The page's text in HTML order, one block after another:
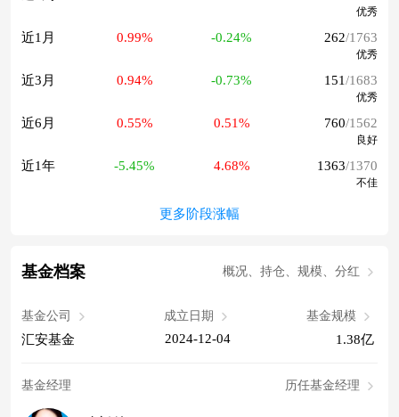
优秀
近1月 0.99% -0.24% 262/1763
优秀
近3月 0.94% -0.73% 151/1683
优秀
近6月 0.55% 0.51% 760/1562
良好
近1年 -5.45% 4.68% 1363/1370
不佳
更多阶段涨幅
基金档案 概况、持仓、规模、分红
基金公司
汇安基金
成立日期
2024-12-04
基金规模
1.38亿
基金经理 历任基金经理